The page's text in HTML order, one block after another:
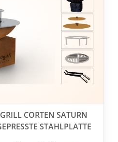
CORTEN SATURN
STAHLPLATTE